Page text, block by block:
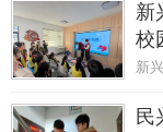
新
校
新
民